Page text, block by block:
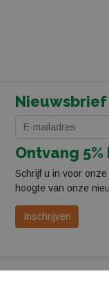
VOLG ONS
Ontvang
Schrijf u in voor
hoogte van onze
Inschrijven